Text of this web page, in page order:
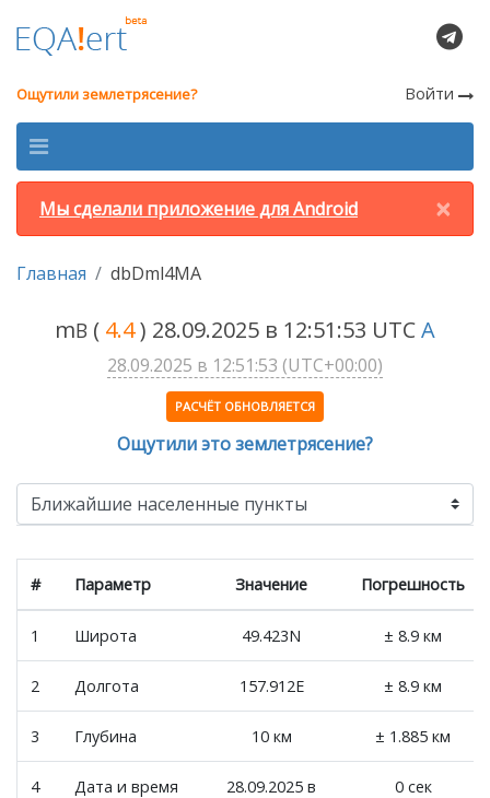
Ощутили землетрясение? Войти
×
Мы сделали приложение для Android
Главная dbDml4MA
mB ( 4.4) 28.09.2025 в 12:51:53 UTCA
28.09.2025 в 12:51:53 (UTC+00:00)
РАСЧЁТ ОБНОВЛЯЕТСЯ
Ощутили это землетрясение?
# Параметр Значение Погрешность
1 Широта 49.423N ± 8.9 км
2 Долгота 157.912E ± 8.9 км
3 Глубина 10 км ± 1.885 км
4
Дата и время
28.09.2025 в
0 сек